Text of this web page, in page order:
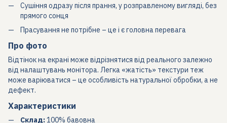
Сушіння одразу після прання, у розправленому вигляді, без
прямого сонця
Прасування не потрібне – це і є головна перевага
Про фото
Відтінок на екрані може відрізнятися від реального залежно
від налаштувань монітора. Легка «жатість» текстури теж
може варіюватися – це особливість натуральної обробки, а не
дефект.
Характеристики
Склад:100% бавовна